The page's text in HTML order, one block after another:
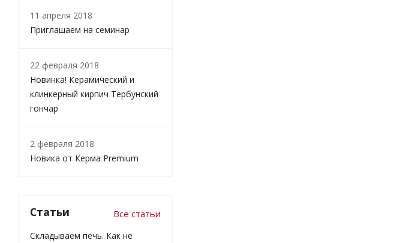
11 апреля 2018
Приглашаем на семинар
22 февраля 2018
Новинка! Керамический и
клинкерный кирпич Тербунский
гончар
2 февраля 2018
Новика от Керма Premium
Статьи Все статьи
Складываем печь. Как не